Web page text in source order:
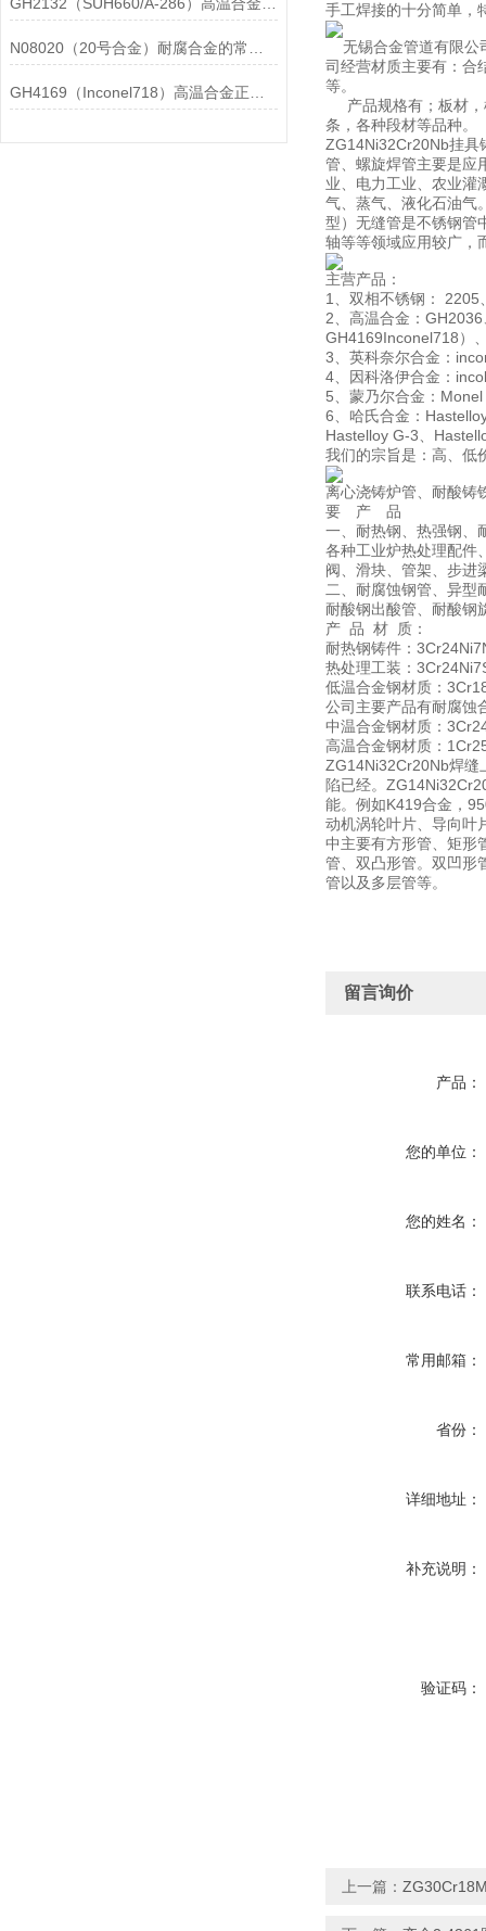
手工焊接的十分简单，
无锡合金管道有限公
司经营材质主要有：合
等。
产品规格有；板材，
条，各种段材等品种。
ZG14Ni32Cr20Nb挂具
管、螺旋焊管主要是应
业、电力工业、农业灌
气、蒸气、液化石油气
型）无缝管是不锈钢管
轴等等领域应用较广，
主营产品：
1、双相不锈钢：
2、高温合金：
GH4169Inconel718）
3、英科奈尔合金：
4、因科洛伊合金：
5、蒙乃尔合金：
6、哈氏合金：
Hastelloy G-3、
我们的宗旨是：高、低
离心浇铸炉管、耐酸
要 产 品
一、耐热钢、热强钢、
各种工业炉热处理配件
阀、滑块、管架、步进
二、耐腐蚀钢管、异型
耐酸钢出酸管、耐酸钢
产 品 材 质：
耐热钢铸件：
热处理工装：
低温合金钢材质：
公司主要产品有耐腐蚀
中温合金钢材质：
高温合金钢材质：
ZG14Ni32Cr20Nb焊缝
陷已经。
能。例如K419合金，
动机涡轮叶片、导向叶
中主要有方形管、矩形
管、双凸形管。双凹形
管以及多层管等。
留言询价
产品：
您的单位：
您的姓名：
联系电话：
常用邮箱：
省份：
详细地址：
补充说明：
验证码：
上一篇：